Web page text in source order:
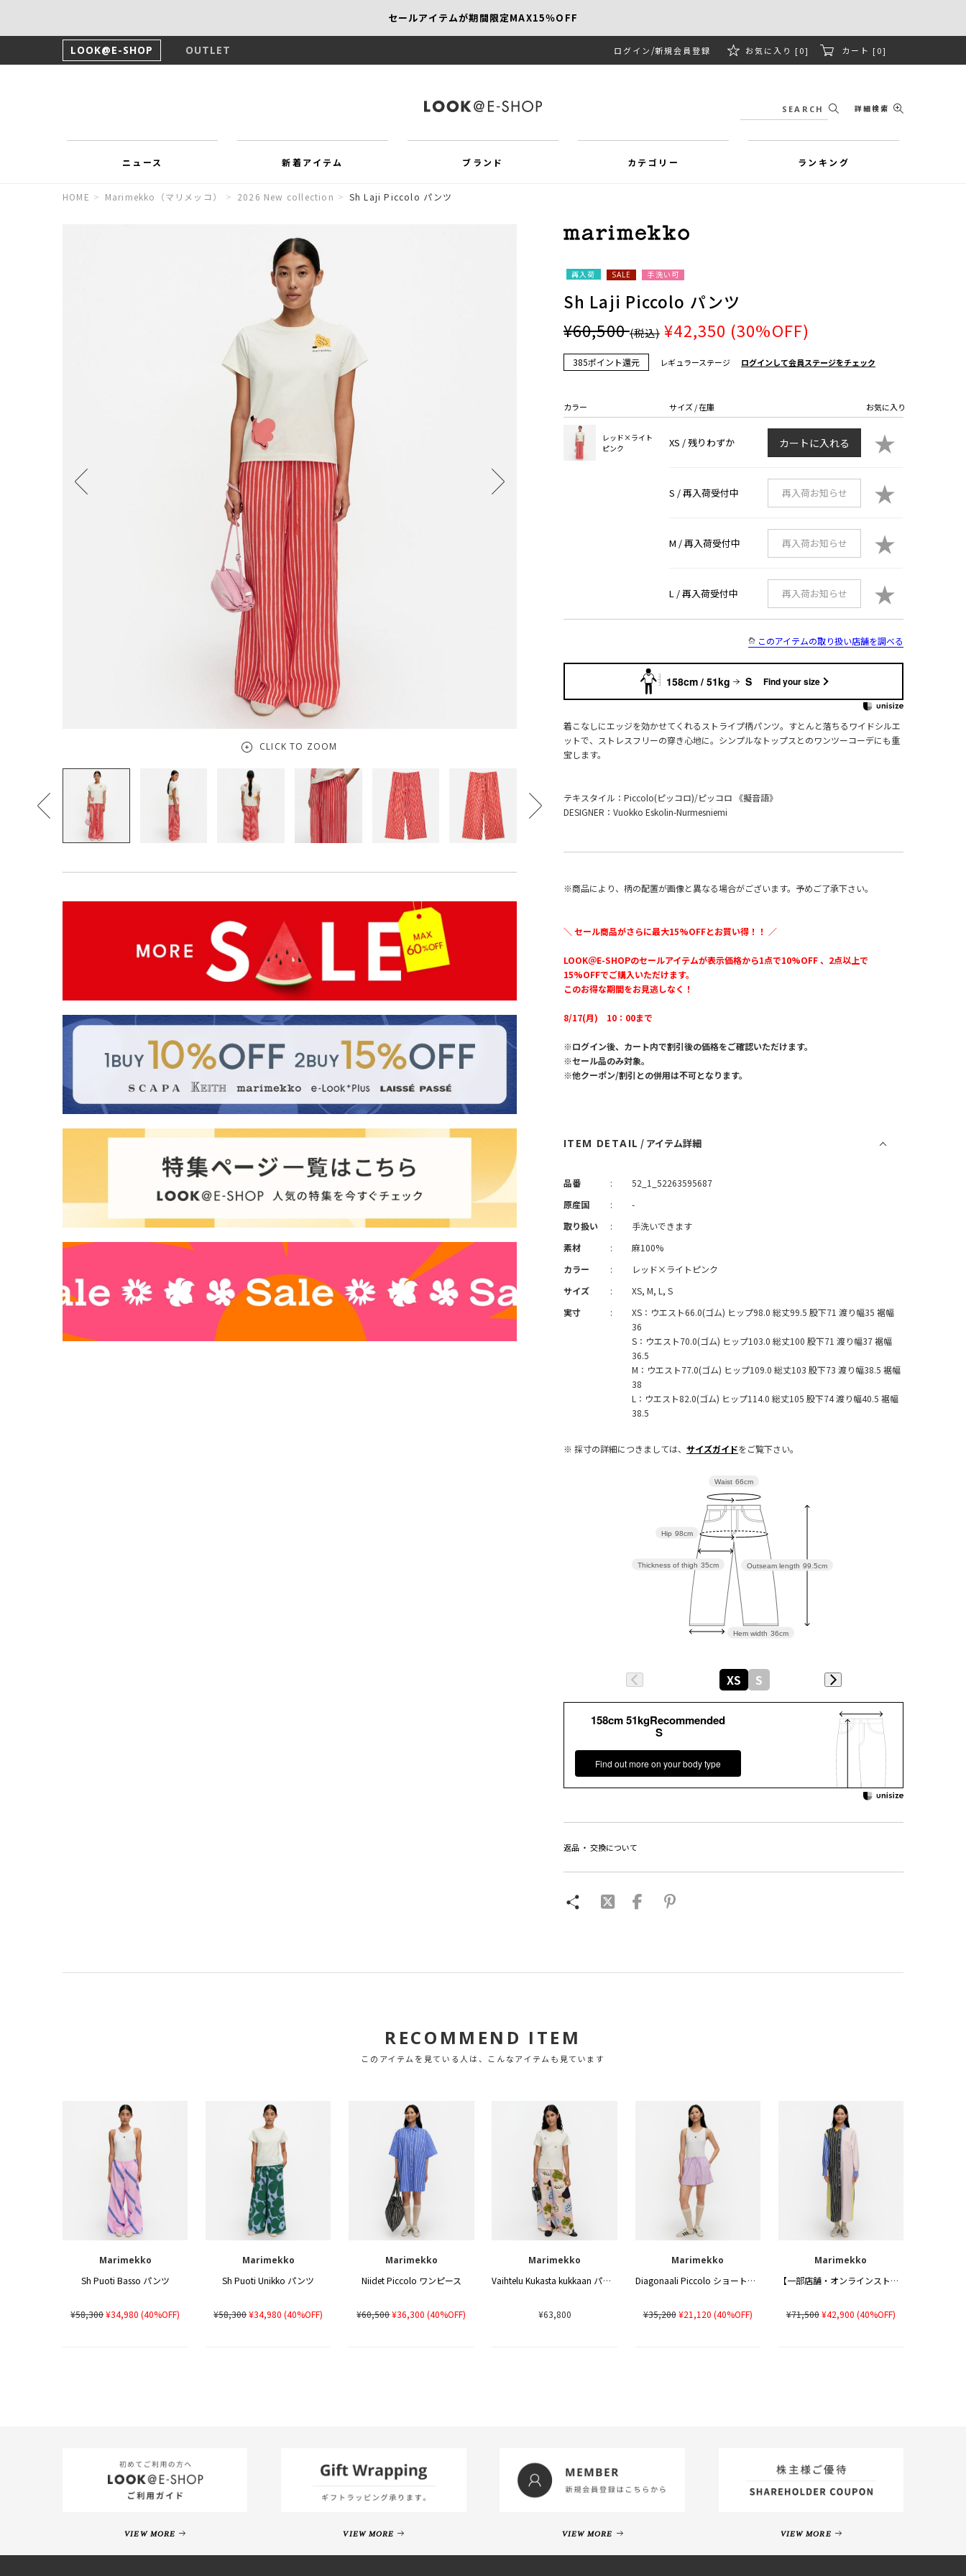
セールアイテムが期間限定MAX15％OFF
LOOK@E-SHOP OUTLET ログイン 新規会員登録 お気に入り [0] カート [0]
詳細検索
ニュース 新着アイテム ブランド カテゴリー ランキング
HOME > Marimekko（マリメッコ） > 2026 New collection > Sh Laji Piccolo パンツ
CLICK TO ZOOM
再入荷 SALE 手洗い可
Sh Laji Piccolo パンツ
¥60,500(税込) ¥42,350 (30%OFF)
385ポイント還元 レギュラーステージ ログインして会員ステージをチェック
カラー サイズ / 在庫 お気に入り
レッド×ライト
ピンク
XS /残りわずか カートに入れる ★
S /再入荷受付中 再入荷お知らせ ★
M /再入荷受付中 再入荷お知らせ ★
L /再入荷受付中 再入荷お知らせ ★
このアイテムの取り扱い店舗を調べる
158cm / 51kg S Find your size
着こなしにエッジを効かせてくれるストライプ柄パンツ。すとんと落ちるワイドシルエ
ットで、ストレスフリーの穿き心地に。シンプルなトップスとのワンツーコーデにも重
宝します。
テキスタイル：Piccolo(ピッコロ)/ピッコロ 《擬音語》
DESIGNER：Vuokko Eskolin-Nurmesniemi
※商品により、柄の配置が画像と異なる場合がございます。予めご了承下さい。
＼ セール商品がさらに最大15%OFFとお買い得！！ ／
LOOK＠E-SHOPのセールアイテムが表示価格から1点で10%OFF 、2点以上で
15%OFFでご購入いただけます。
このお得な期間をお見逃しなく！
8/17(月) 10：00まで
※ログイン後、カート内で割引後の価格をご確認いただけます。
※セール品のみ対象。
※他クーポン/割引との併用は不可となります。
ITEM DETAIL / アイテム詳細
品番 :
52_1_52263595687
原産国
:
-
取り扱い
:
手洗いできます
素材
:
麻100%
カラー
:
レッド×ライトピンク
サイズ
:
XS, M, L, S
実寸
:
XS：ウエスト66.0(ゴム) ヒップ98.0 総丈99.5 股下71 渡り幅35 裾幅
36
S：ウエスト70.0(ゴム) ヒップ103.0 総丈100 股下71 渡り幅37 裾幅
36.5
M：ウエスト77.0(ゴム) ヒップ109.0 総丈103 股下73 渡り幅38.5 裾幅
38
L：ウエスト82.0(ゴム) ヒップ114.0 総丈105 股下74 渡り幅40.5 裾幅
38.5
※ 採寸の詳細につきましては、サイズガイドをご覧下さい。
Outseam length 99.5cm
Hem width 36cm
Thickness of thigh 35cm
Hip 98cm
Waist 66cm
XS S
158cm 51kgRecommended
S
Find out more on your body type
返品 ・ 交換について
RECOMMEND ITEM
このアイテムを見ている人は、こんなアイテムも見ています
Marimekko
Sh Puoti Basso パンツ
¥58,300¥34,980 (40%OFF)
Marimekko
Sh Puoti Unikko パンツ
¥58,300¥34,980 (40%OFF)
Marimekko
Niidet Piccolo ワンピース
¥60,500¥36,300 (40%OFF)
Marimekko
Vaihtelu Kukasta kukkaan パンツ
¥63,800
Marimekko
Diagonaali Piccolo ショートパンツ
¥35,200¥21,120 (40%OFF)
Marimekko
【一部店舗・オンラインストア限定】Osittain Piccolo ワンピース
¥71,500¥42,900 (40%OFF)
VIEW MORE VIEW MORE VIEW MORE VIEW MORE